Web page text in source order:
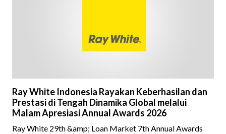
Ray White Indonesia Rayakan Keberhasilan dan
Prestasi di Tengah Dinamika Global melalui
Malam Apresiasi Annual Awards 2026
Ray White 29th &amp; Loan Market 7th Annual Awards